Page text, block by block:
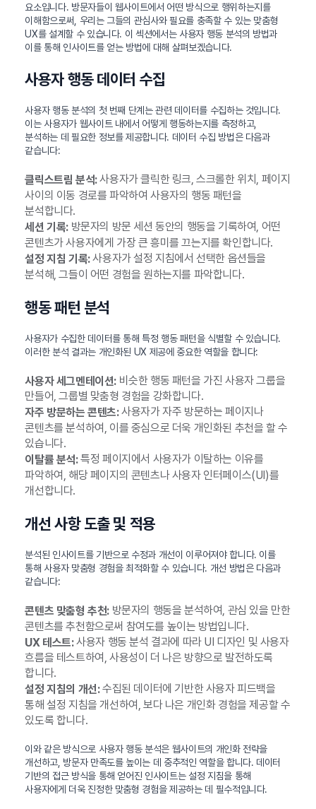
요소입니다. 방문자들이 웹사이트에서 어떤 방식으로 행위하는지를
이해함으로써, 우리는 그들의 관심사와 필요를 충족할 수 있는 맞춤형
UX를 설계할 수 있습니다. 이 섹션에서는 사용자 행동 분석의 방법과
이를 통해 인사이트를 얻는 방법에 대해 살펴보겠습니다.
사용자 행동 데이터 수집
사용자 행동 분석의 첫 번째 단계는 관련 데이터를 수집하는 것입니다.
이는 사용자가 웹사이트 내에서 어떻게 행동하는지를 측정하고,
분석하는 데 필요한 정보를 제공합니다. 데이터 수집 방법은 다음과
같습니다:
클릭스트림 분석:사용자가 클릭한 링크, 스크롤한 위치, 페이지
사이의 이동 경로를 파악하여 사용자의 행동 패턴을
분석합니다.
세션 기록:방문자의 방문 세션 동안의 행동을 기록하여, 어떤
콘텐츠가 사용자에게 가장 큰 흥미를 끄는지를 확인합니다.
설정 지침 기록:사용자가 설정 지침에서 선택한 옵션들을
분석해, 그들이 어떤 경험을 원하는지를 파악합니다.
행동 패턴 분석
사용자가 수집한 데이터를 통해 특정 행동 패턴을 식별할 수 있습니다.
이러한 분석 결과는 개인화된 UX 제공에 중요한 역할을 합니다:
사용자 세그멘테이션:비슷한 행동 패턴을 가진 사용자 그룹을
만들어, 그룹별 맞춤형 경험을 강화합니다.
자주 방문하는 콘텐츠:사용자가 자주 방문하는 페이지나
콘텐츠를 분석하여, 이를 중심으로 더욱 개인화된 추천을 할 수
있습니다.
이탈률 분석:특정 페이지에서 사용자가 이탈하는 이유를
파악하여, 해당 페이지의 콘텐츠나 사용자 인터페이스(UI)를
개선합니다.
개선 사항 도출 및 적용
분석된 인사이트를 기반으로 수정과 개선이 이루어져야 합니다. 이를
통해 사용자 맞춤형 경험을 최적화할 수 있습니다. 개선 방법은 다음과
같습니다:
콘텐츠 맞춤형 추천:방문자의 행동을 분석하여, 관심 있을 만한
콘텐츠를 추천함으로써 참여도를 높이는 방법입니다.
UX 테스트:사용자 행동 분석 결과에 따라 UI 디자인 및 사용자
흐름을 테스트하여, 사용성이 더 나은 방향으로 발전하도록
합니다.
설정 지침의 개선:수집된 데이터에 기반한 사용자 피드백을
통해 설정 지침을 개선하여, 보다 나은 개인화 경험을 제공할 수
있도록 합니다.
이와 같은 방식으로 사용자 행동 분석은 웹사이트의 개인화 전략을
개선하고, 방문자 만족도를 높이는 데 중추적인 역할을 합니다. 데이터
기반의 접근 방식을 통해 얻어진 인사이트는 설정 지침을 통해
사용자에게 더욱 진정한 맞춤형 경험을 제공하는 데 필수적입니다.